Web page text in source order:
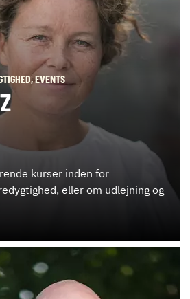
EVENTS
kurser inden for
eller om udlejning og